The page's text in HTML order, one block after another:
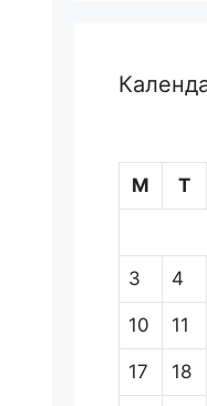
M
T
3 4
10 11
17 18